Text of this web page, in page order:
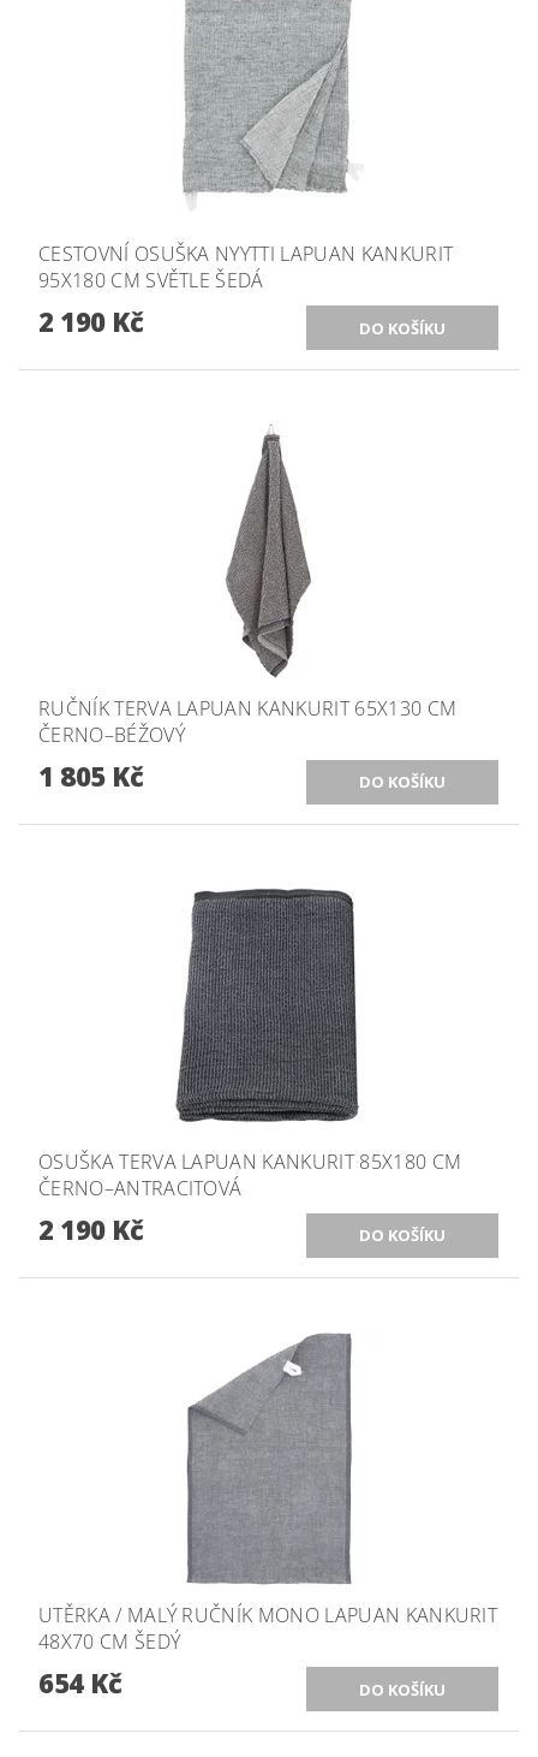
CESTOVNÍ OSUŠKA NYYTTI LAPUAN KANKURIT
95X180 CM SVĚTLE ŠEDÁ
2 190 Kč
RUČNÍK TERVA LAPUAN KANKURIT 65X130 CM
ČERNO–BÉŽOVÝ
1 805 Kč
OSUŠKA TERVA LAPUAN KANKURIT 85X180 CM
ČERNO–ANTRACITOVÁ
2 190 Kč
UTĚRKA / MALÝ RUČNÍK MONO LAPUAN KANKURIT
48X70 CM ŠEDÝ
654 Kč